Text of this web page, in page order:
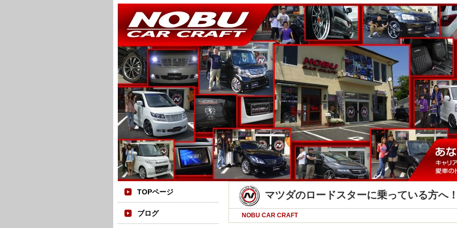
TOPページ
ブログ
マツダのロードスターに乗っている方へ
NOBU CAR CRAFT